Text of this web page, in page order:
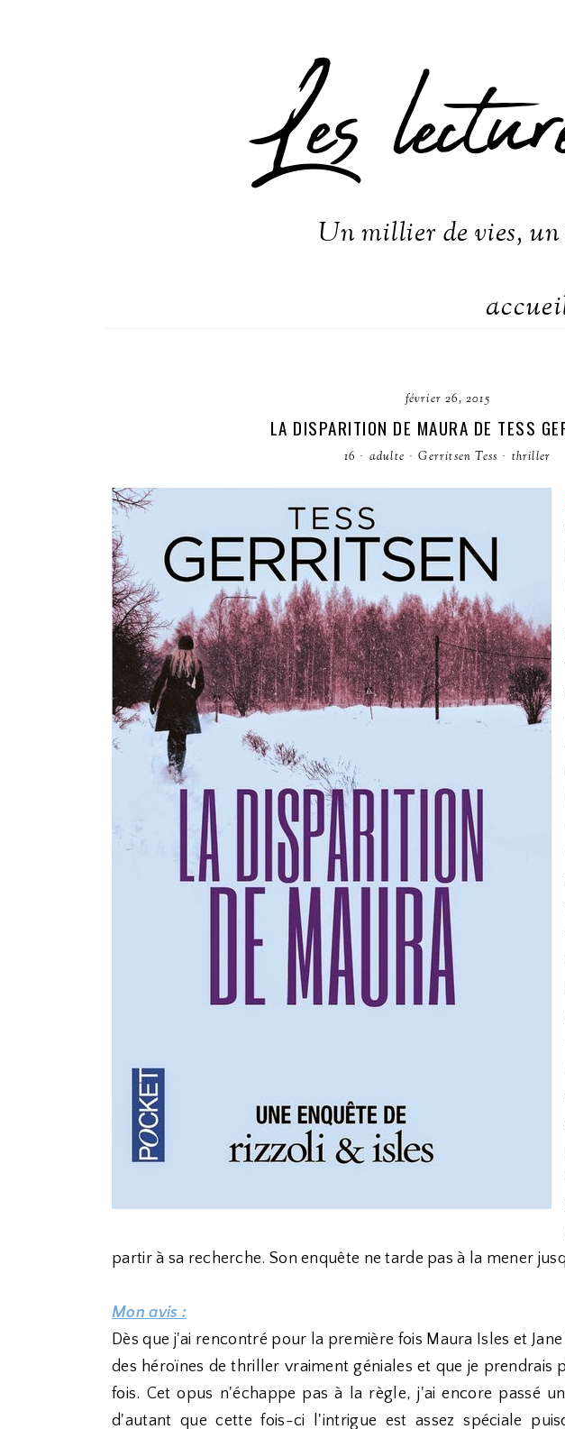
Les
Un millier de vies,
février 26, 2015
LA DISPARITION DE MAURA DE TESS
16 · adulte · Gerritsen Tess · thriller
partir à sa recherche. Son enquête ne tarde pas à la mener
Mon avis :
Dès que j'ai rencontré pour la première fois Maura Isles et
des héroïnes de thriller vraiment géniales et que je prendrais
fois. Cet opus n'échappe pas à la règle, j'ai encore passé
d'autant que cette fois-ci l'intrigue est assez spéciale